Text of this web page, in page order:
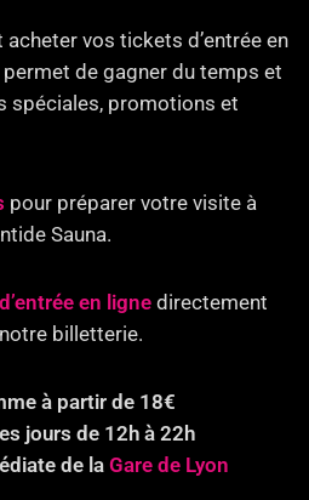
vos tickets d’entrée en
de gagner du temps et
spéciales, promotions et
pour préparer votre visite à
Sauna.
en lignedirectement
billetterie.
à partir de 18€
jours de 12h à 22h
de la Gare de Lyon